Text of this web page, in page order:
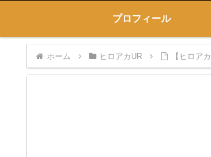
プロフィール
ホーム ヒロアカUR 【ヒロア